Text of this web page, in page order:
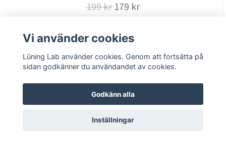
199 kr 179 kr
Vi använder cookies
Lüning Lab använder cookies. Genom att fortsätta på
sidan godkänner du användandet av cookies.
Godkänn alla
Inställningar